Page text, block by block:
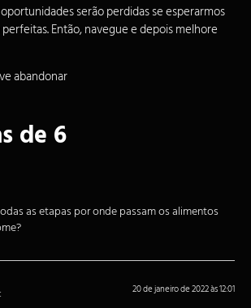
serão perdidas se esperarmos
Então, navegue e depois melhore
abandonar
de 6
as etapas por onde passam os alimentos
20 de janeiro de 2022 às 12:01